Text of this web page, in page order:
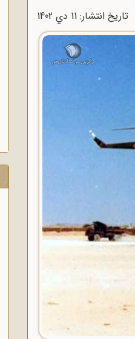
تاریخ انتشار: 11 دي 1402